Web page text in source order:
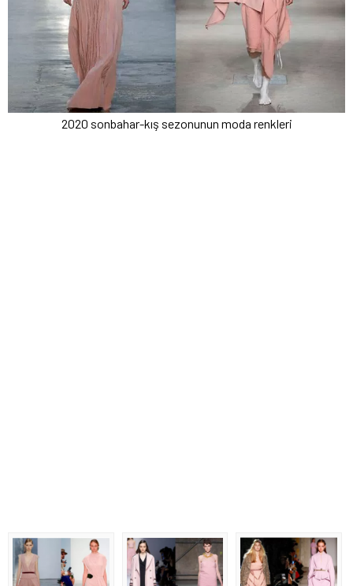
2020 sonbahar-kış sezonunun moda renkleri